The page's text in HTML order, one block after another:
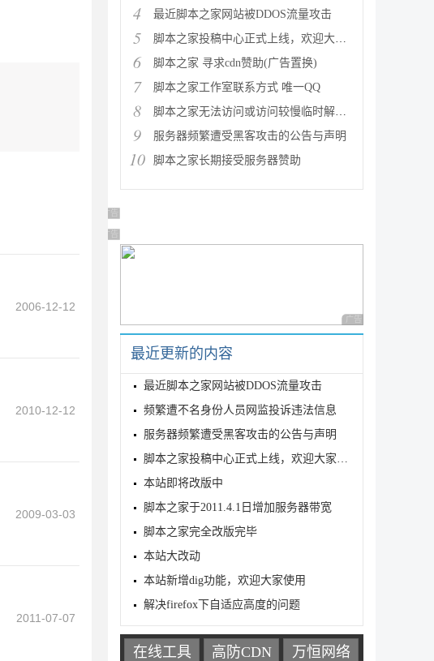
2006-12-12
2010-12-12
2009-03-03
2011-07-07
4 最近脚本之家网站被DDOS流量攻击
5 脚本之家投稿中心正式上线，欢迎大家踊跃投稿
6 脚本之家 寻求cdn赞助(广告置换)
7 脚本之家工作室联系方式 唯一QQ
8 脚本之家无法访问或访问较慢临时解决方案
9 服务器频繁遭受黑客攻击的公告与声明
10 脚本之家长期接受服务器赞助
广告 商业广告，理性选择
广告 商业广告，理性选择
广告 商业广告，理性
最近更新的内容
最近脚本之家网站被DDOS流量攻击
频繁遭不名身份人员网监投诉违法信息
服务器频繁遭受黑客攻击的公告与声明
脚本之家投稿中心正式上线，欢迎大家踊跃投稿
本站即将改版中
脚本之家于2011.4.1日增加服务器带宽
脚本之家完全改版完毕
本站大改动
本站新增dig功能，欢迎大家使用
解决firefox下自适应高度的问题
在线工具 高防CDN 万恒网络